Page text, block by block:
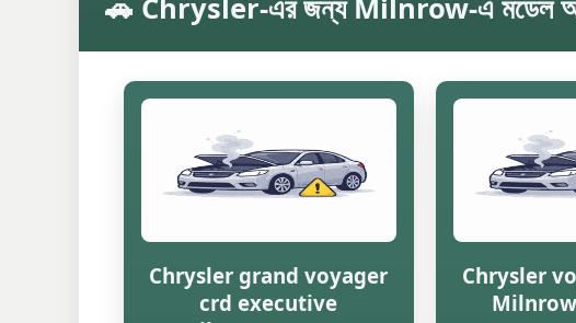
🚗 Chrysler-এর জন্য Milnrow-এ মডেল
Chrysler grand voyager
crd executive
Chrysler
Milnrow-